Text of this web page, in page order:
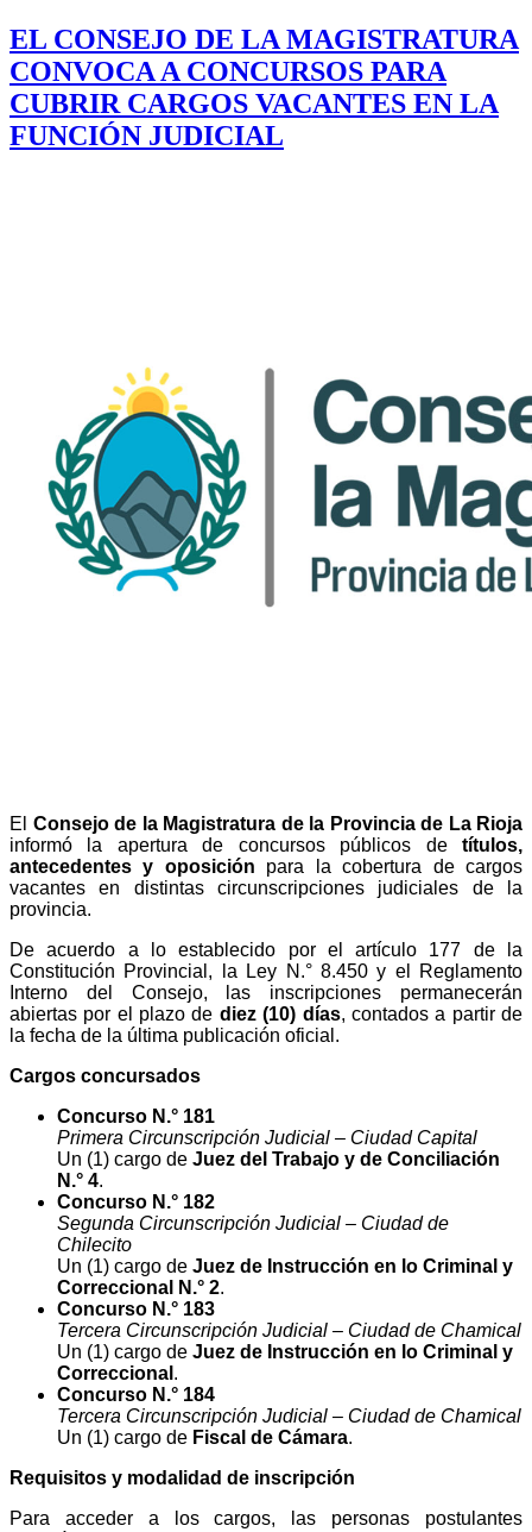
EL CONSEJO DE LA MAGISTRATURA
CONVOCA A CONCURSOS PARA
CUBRIR CARGOS VACANTES EN LA
FUNCIÓN JUDICIAL
El Consejo de la Magistratura de la Provincia de La Rioja
informó la apertura de concursos públicos de títulos,
antecedentes y oposición para la cobertura de cargos
vacantes en distintas circunscripciones judiciales de la
provincia.
De acuerdo a lo establecido por el artículo 177 de la
Constitución Provincial, la Ley N.° 8.450 y el Reglamento
Interno del Consejo, las inscripciones permanecerán
abiertas por el plazo de diez (10) días, contados a partir de
la fecha de la última publicación oficial.
Cargos concursados
Concurso N.° 181
Primera Circunscripción Judicial – Ciudad Capital
Un (1) cargo de Juez del Trabajo y de Conciliación
N.° 4.
Concurso N.° 182
Segunda Circunscripción Judicial – Ciudad de
Chilecito
Un (1) cargo de Juez de Instrucción en lo Criminal y
Correccional N.° 2.
Concurso N.° 183
Tercera Circunscripción Judicial – Ciudad de Chamical
Un (1) cargo de Juez de Instrucción en lo Criminal y
Correccional .
Concurso N.° 184
Tercera Circunscripción Judicial – Ciudad de Chamical
Un (1) cargo de Fiscal de Cámara.
Requisitos y modalidad de inscripción
Para acceder a los cargos, las personas postulantes